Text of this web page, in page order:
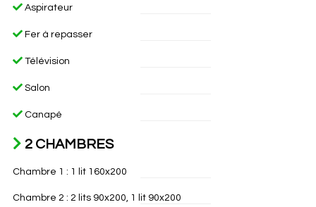
Aspirateur
Fer à repasser
Télévision
Salon
Canapé
2 CHAMBRES
Chambre 1 : 1 lit 160x200
Chambre 2 : 2 lits 90x200, 1 lit 90x200